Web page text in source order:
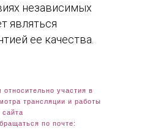
независимых
являться
ее качества.
Московская область, г. Дубна,
ул. Программистов, д. 4, стр. 1,
пом. 31
участия в
трансляции и работы
сайта
по почте: